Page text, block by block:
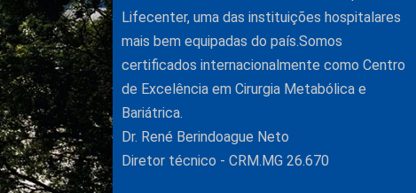
Lifecenter, uma das instituições hospitalares
mais bem equipadas do país.Somos
certificados internacionalmente como Centro
de Excelência em Cirurgia Metabólica e
Bariátrica.
Dr. René Berindoague Neto
Diretor técnico - CRM.MG 26.670